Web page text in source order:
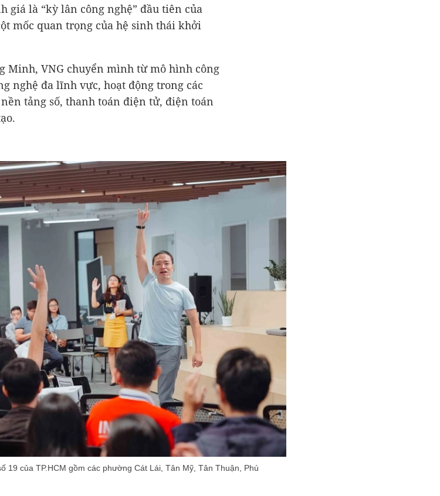
giá là “kỳ lân công nghệ” đầu tiên của
mốc quan trọng của hệ sinh thái khởi
Minh, VNG chuyển mình từ mô hình công
nghệ đa lĩnh vực, hoạt động trong các
tảng số, thanh toán điện tử, điện toán
19 của TP.HCM gồm các phường Cát Lái, Tân Mỹ, Tân Thuận, Phú